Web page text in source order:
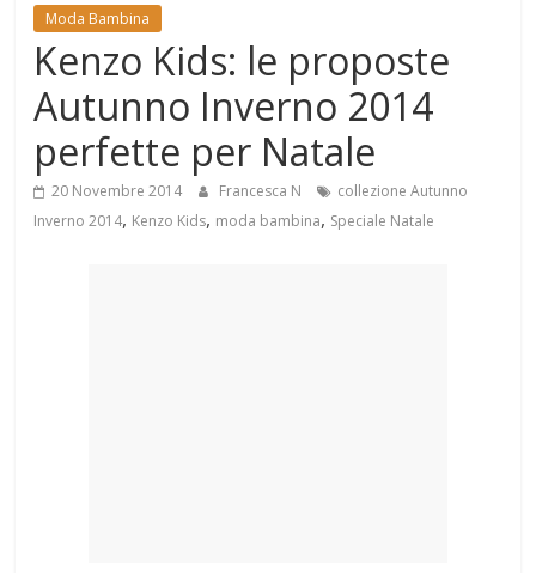
Mondo
Moda Bambina
Kenzo Kids: le proposte
Autunno Inverno 2014
perfette per Natale
20 Novembre 2014 Francesca N
collezione Autunno
Inverno 2014, Kenzo Kids, moda bambina, Speciale Natale